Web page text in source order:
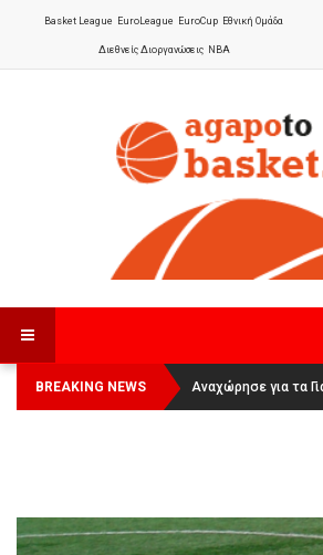
Basket League EuroLeague EuroCup Εθνική Ομάδα
Διεθνείς Διοργανώσεις NBA
BREAKING NEWS
Οι Πάνθηρες Καβάλας
Basketball League 1
Αναχώρησε για τα
Γυναικών: